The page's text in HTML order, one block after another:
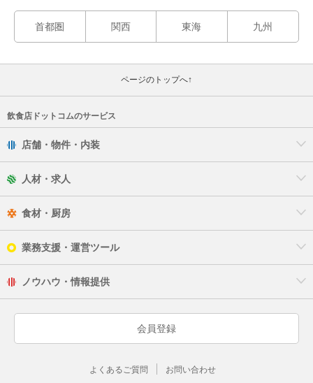
首都圏 関西 東海 九州
ページのトップへ↑
飲食店ドットコムのサービス
店舗・物件・内装
人材・求人
食材・厨房
業務支援・運営ツール
ノウハウ・情報提供
会員登録
よくあるご質問 お問い合わせ